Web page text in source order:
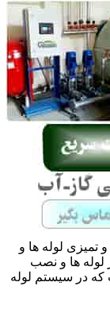
تمیزی لوله ها و
ها و نصب
که در سیستم لوله